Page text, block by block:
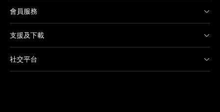
會員服務
支援及下載
社交平台